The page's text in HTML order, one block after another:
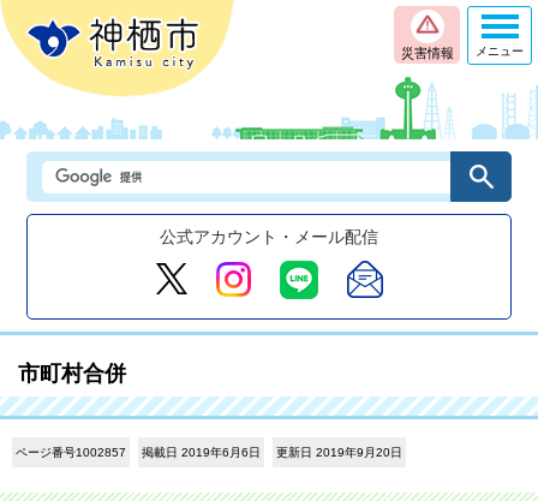
災害情報
公式アカウント・メール配信
メニュー
市町村合併
ページ番号1002857 掲載日 2019年6月6日 更新日 2019年9月20日